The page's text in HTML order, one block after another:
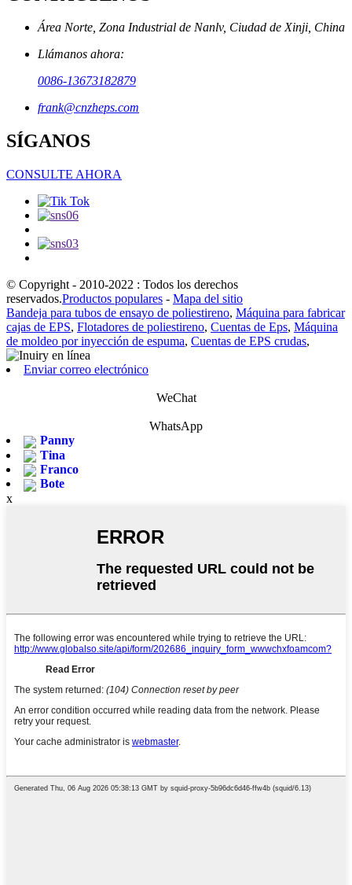
Área Norte, Zona Industrial de Nanlv, Ciudad de Xinji, China
Llámanos ahora:
0086-13673182879
frank@cnzheps.com
SÍGANOS
CONSULTE AHORA
© Copyright - 2010-2022 : Todos los derechos
reservados.Productos populares - Mapa del sitio
Bandeja para tubos de ensayo de poliestireno, Máquina para fabricar
cajas de EPS, Flotadores de poliestireno, Cuentas de Eps, Máquina
de moldeo por inyección de espuma, Cuentas de EPS crudas,
Enviar correo electrónico
WeChat
WhatsApp
Panny
Tina
Franco
Bote
x